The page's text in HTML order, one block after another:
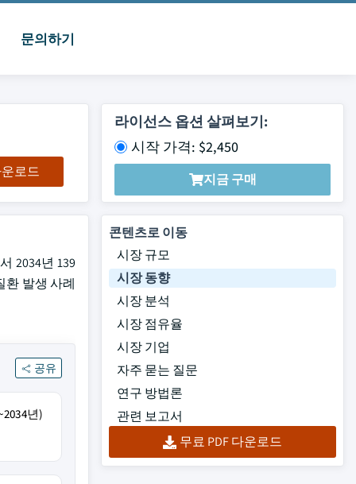
문의하기
운로드
라이선스 옵션 살펴보기:
시작 가격: $2,450
지금 구매
2034년 139
환 발생 사례
공유
년)
콘텐츠로 이동
시장 규모
시장 동향
시장 분석
시장 점유율
시장 기업
자주 묻는 질문
연구 방법론
관련 보고서
무료 PDF 다운로드